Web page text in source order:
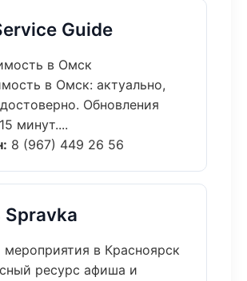
Guide
в Омск
в Омск: актуально,
Обновления
минут....
8 (967) 449 26 56
в Красноярск
ресурс афиша и